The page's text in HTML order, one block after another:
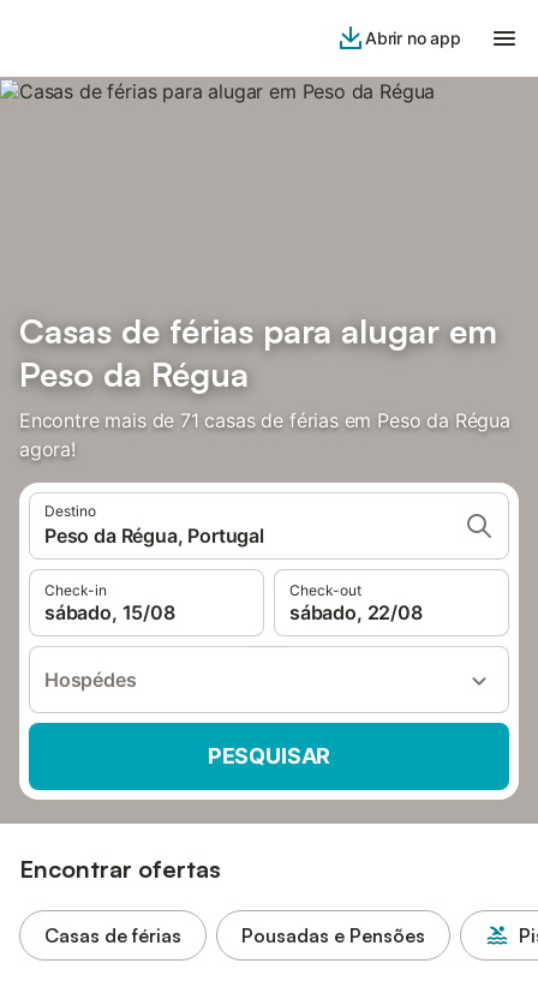
Abrir no app
Casas de férias para alugar em
Peso da Régua
Encontre mais de 71 casas de férias em Peso da Régua
agora!
Destino
Peso da Régua, Portugal
Check-in
sábado, 15/08
Check-out
sábado, 22/08
Hospédes
PESQUISAR
Encontrar ofertas
Casas de férias Pousadas e Pensões